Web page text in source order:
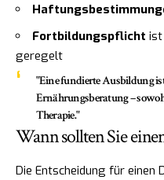
Fortbildungspflicht
geregelt
"Eine fundierte Ausbildung
Ernährungsberatung –
Therapie."
Wann sollten Sie
Die Entscheidung für einen